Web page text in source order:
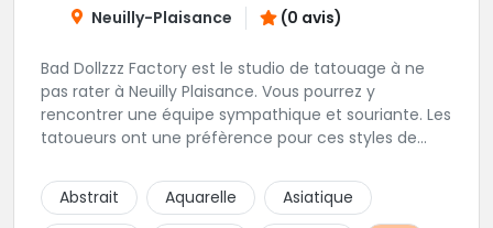
Neuilly-Plaisance (0 avis)
Bad Dollzzz Factory est le studio de tatouage à ne
pas rater à Neuilly Plaisance. Vous pourrez y
rencontrer une équipe sympathique et souriante. Les
tatoueurs ont une préfèrence pour ces styles de
culture et traits fins. Foncez !
Abstrait Aquarelle
Asiatique